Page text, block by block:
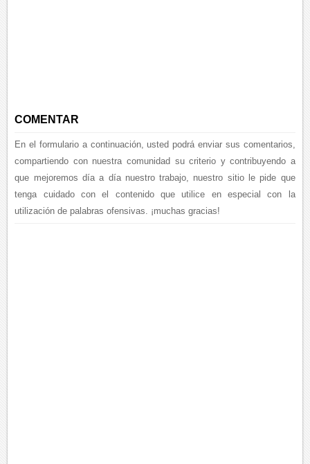
COMENTAR
En el formulario a continuación, usted podrá enviar sus comentarios,
compartiendo con nuestra comunidad su criterio y contribuyendo a
que mejoremos día a día nuestro trabajo, nuestro sitio le pide que
tenga cuidado con el contenido que utilice en especial con la
utilización de palabras ofensivas. ¡muchas gracias!